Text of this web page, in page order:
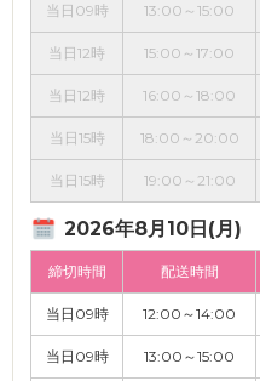
当日09時 13:00～15:00
当日12時 15:00～17:00
当日12時 16:00～18:00
当日15時 18:00～20:00
当日15時 19:00～21:00
2026年8月10日(月)
締切時間 配送時間
当日09時 12:00～14:00
当日09時 13:00～15:00